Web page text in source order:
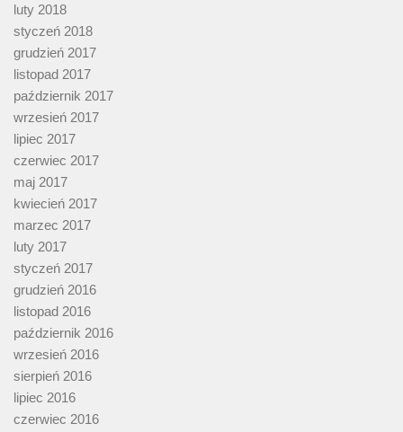
luty 2018
styczeń 2018
grudzień 2017
listopad 2017
październik 2017
wrzesień 2017
lipiec 2017
czerwiec 2017
maj 2017
kwiecień 2017
marzec 2017
luty 2017
styczeń 2017
grudzień 2016
listopad 2016
październik 2016
wrzesień 2016
sierpień 2016
lipiec 2016
czerwiec 2016